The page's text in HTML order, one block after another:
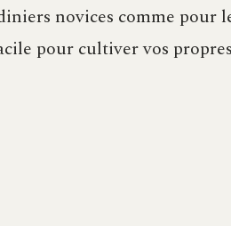
novices comme pour
pour cultiver vos